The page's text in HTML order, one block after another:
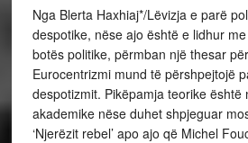
Nga Blerta Haxhiaj*/Lëvizja e parë
despotike, nëse ajo është e lidhur
botës politike, përmban një thesar
Eurocentrizmi mund të përshpejtojë
despotizmit. Pikëpamja teorike është
akademike nëse duhet shpjeguar
‘Njerëzit rebel’ apo ajo që Michel